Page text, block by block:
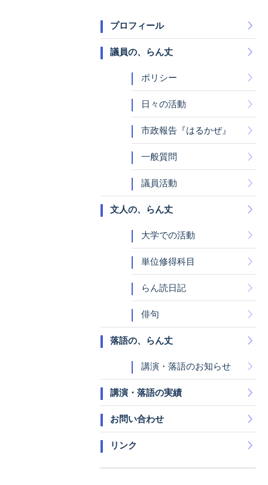
プロフィール
議員の、らん丈
ポリシー
日々の活動
市政報告『はるかぜ』
一般質問
議員活動
文人の、らん丈
大学での活動
単位修得科目
らん読日記
俳句
落語の、らん丈
講演・落語のお知らせ
講演・落語の実績
お問い合わせ
リンク